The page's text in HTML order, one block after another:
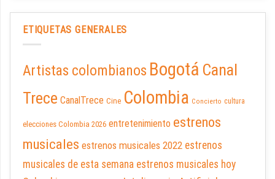
ETIQUETAS GENERALES
Artistas colombianos Bogotá Canal
Trece CanalTrece Cine Colombia Concierto cultura
elecciones Colombia 2026 entretenimiento estrenos
musicales estrenos musicales 2022 estrenos
musicales de esta semana estrenos musicales hoy